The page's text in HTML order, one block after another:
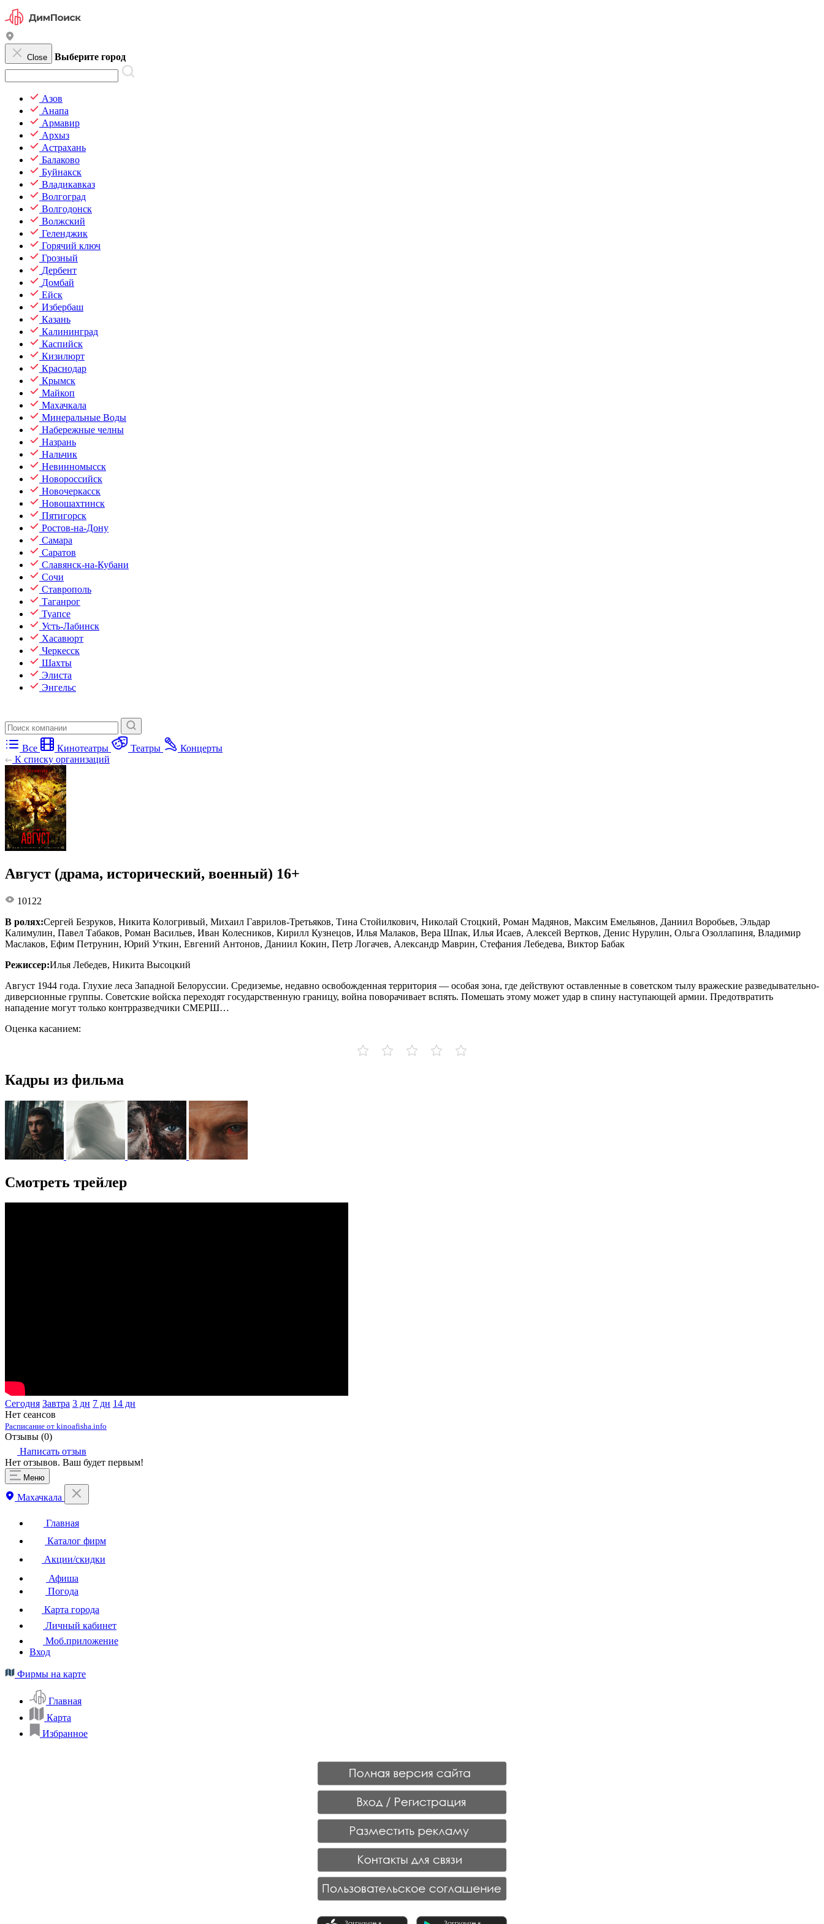
Close Выберите город
Азов
Анапа
Армавир
Архыз
Астрахань
Балаково
Буйнакск
Владикавказ
Волгоград
Волгодонск
Волжский
Геленджик
Горячий ключ
Грозный
Дербент
Домбай
Ейск
Избербаш
Казань
Калининград
Каспийск
Кизилюрт
Краснодар
Крымск
Майкоп
Махачкала
Минеральные Воды
Набережные челны
Назрань
Нальчик
Невинномысск
Новороссийск
Новочеркасск
Новошахтинск
Пятигорск
Ростов-на-Дону
Самара
Саратов
Славянск-на-Кубани
Сочи
Ставрополь
Таганрог
Туапсе
Усть-Лабинск
Хасавюрт
Черкесск
Шахты
Элиста
Энгельс
Все Кинотеатры Театры
Концерты
К списку организаций
Август (драма, исторический, военный) 16+
10122
В ролях:Сергей Безруков, Никита Кологривый, Михаил Гаврилов-Третьяков, Тина Стойилкович, Николай Стоцкий, Роман Мадянов, Максим Емельянов, Даниил Воробьев, Эльдар
Калимулин, Павел Табаков, Роман Васильев, Иван Колесников, Кирилл Кузнецов, Илья Малаков, Вера Шпак, Илья Исаев, Алексей Вертков, Денис Нурулин, Ольга Озоллапиня, Владимир
Маслаков, Ефим Петрунин, Юрий Уткин, Евгений Антонов, Даниил Кокин, Петр Логачев, Александр Маврин, Стефания Лебедева, Виктор Бабак
Режиссер:Илья Лебедев, Никита Высоцкий
Август 1944 года. Глухие леса Западной Белоруссии. Средиземье, недавно освобожденная территория — особая зона, где действуют оставленные в советском тылу вражеские разведывательно-
диверсионные группы. Советские войска переходят государственную границу, война поворачивает вспять. Помешать этому может удар в спину наступающей армии. Предотвратить
нападение могут только контрразведчики СМЕРШ…
Оценка касанием:
Кадры из фильма
Смотреть трейлер
Сегодня Завтра 3 дн 7 дн 14 дн
Нет сеансов
Расписание от kinoafisha.info
Отзывы (0)
Написать отзыв
Нет отзывов. Ваш будет первым!
Меню
Махачкала
Главная
Каталог фирм
Акции/скидки
Афиша
Погода
Карта города
Личный кабинет
Моб.приложение
Вход
Фирмы на карте
Главная
Карта
Избранное